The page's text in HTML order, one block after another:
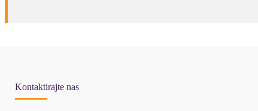
Kontaktirajte nas